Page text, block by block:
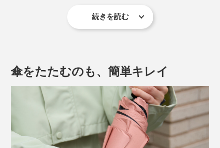
「▲」ボタンを押すと、約1秒間でシャフトを伸ばしな
が、決定的な違い。
続きを読む
傘をたたむのも、簡単キレイ